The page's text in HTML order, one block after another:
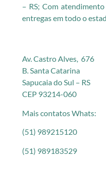
– RS; Com
entregas em todo o
Av. Castro Alves, 676
B. Santa Catarina
Sapucaia do Sul – RS
CEP 93214-060
Mais contatos Whats:
(51) 989215120
(51) 989183529